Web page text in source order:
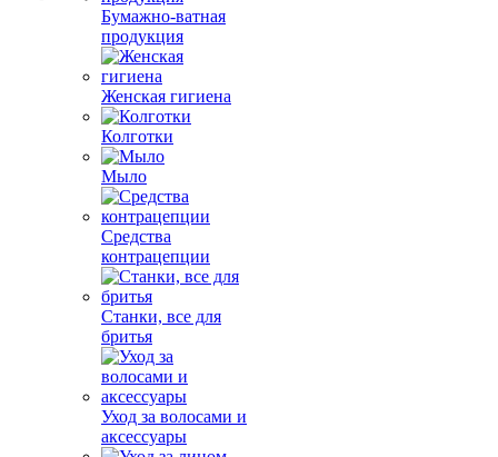
Бумажно-ватная
продукция
Женская гигиена
Колготки
Мыло
Средства
контрацепции
Станки, все для
бритья
Уход за волосами и
аксессуары